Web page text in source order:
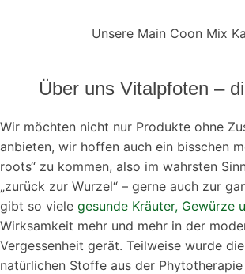
Unsere Main Coon Mix
Über uns Vitalpfoten –
Wir möchten nicht nur Produkte ohne
anbieten, wir hoffen auch ein bisschen
roots“ zu kommen, also im wahrsten
„zurück zur Wurzel“ – gerne auch zur
gibt so viele gesunde Kräuter, Gewürze
Wirksamkeit mehr und mehr in der
Vergessenheit gerät. Teilweise wurde
natürlichen Stoffe aus der